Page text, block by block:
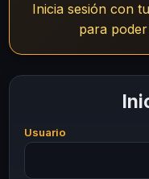
Inicia sesión con
para
Usuario